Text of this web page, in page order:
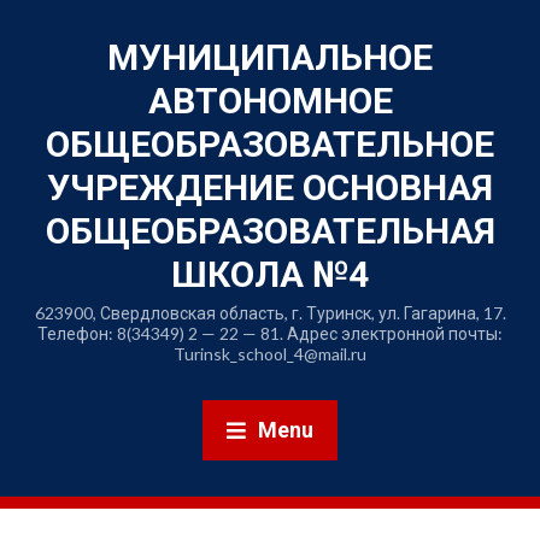
МУНИЦИПАЛЬНОЕ
АВТОНОМНОЕ
ОБЩЕОБРАЗОВАТЕЛЬНОЕ
УЧРЕЖДЕНИЕ ОСНОВНАЯ
ОБЩЕОБРАЗОВАТЕЛЬНАЯ
ШКОЛА №4
623900, Свердловская область, г. Туринск, ул. Гагарина, 17.
Телефон: 8(34349) 2 — 22 — 81. Адрес электронной почты:
Turinsk_school_4@mail.ru
Menu